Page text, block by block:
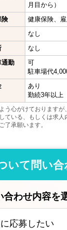
月目から）
険
健康保険、
なし
なし
通勤
可
駐車場代
あり
勤続3年以上
う心がけておりますが
ている、もしくは求
了承願います。
いて問い合
合わせ内容を
応募したい